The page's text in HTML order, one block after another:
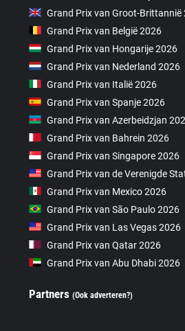
Grand Prix van Groot-Brittannië
Grand Prix van België 2026
Grand Prix van Hongarije 2026
Grand Prix van Nederland 2026
Grand Prix van Italië 2026
Grand Prix van Spanje 2026
Grand Prix van Azerbeidzjan
Grand Prix van Bahrein 2026
Grand Prix van Singapore 2026
Grand Prix van de Verenigde
Grand Prix van Mexico 2026
Grand Prix van São Paulo 2026
Grand Prix van Las Vegas 2026
Grand Prix van Qatar 2026
Grand Prix van Abu Dhabi 2026
Partners(Ook adverteren?)